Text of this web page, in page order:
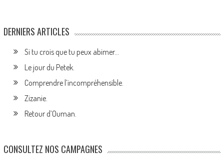
DERNIERS ARTICLES
Si tu crois que tu peux abimer…
Le jour du Petek.
Comprendre l’incompréhensible.
Zizanie.
Retour d’Ouman.
CONSULTEZ NOS CAMPAGNES